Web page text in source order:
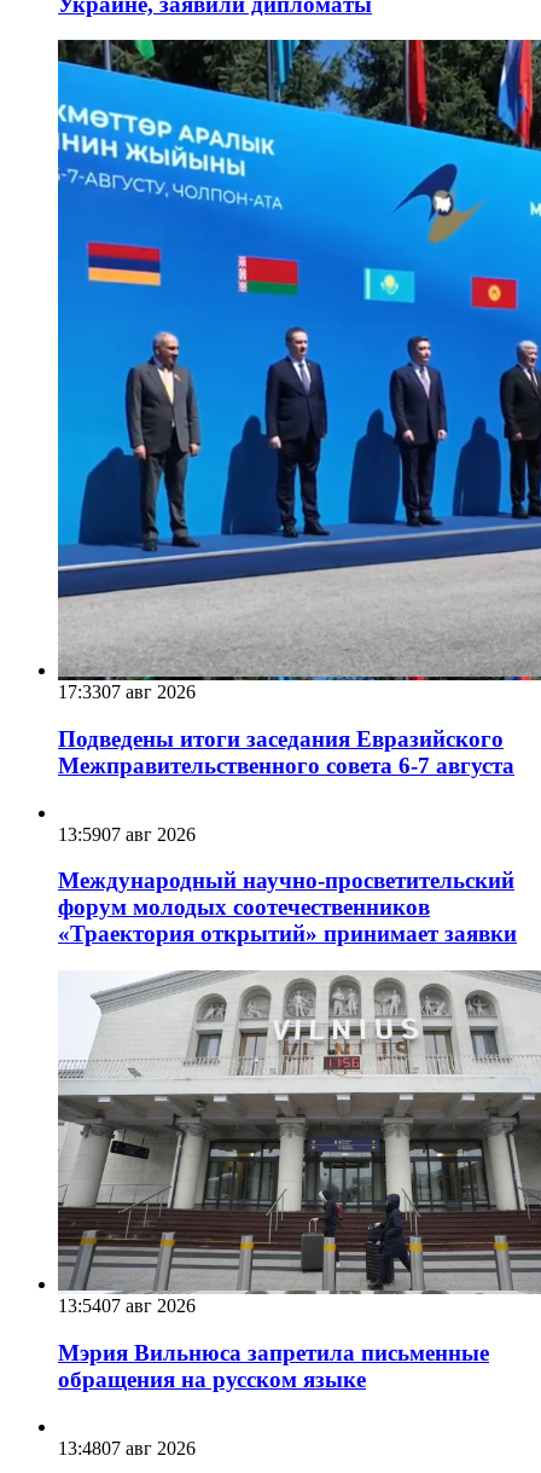
17:3307 авг 2026
Подведены итоги заседания Евразийского
Межправительственного совета 6-7 августа
13:5907 авг 2026
Международный научно-просветительский
форум молодых соотечественников
«Траектория открытий» принимает заявки
13:5407 авг 2026
Мэрия Вильнюса запретила письменные
обращения на русском языке
13:4807 авг 2026